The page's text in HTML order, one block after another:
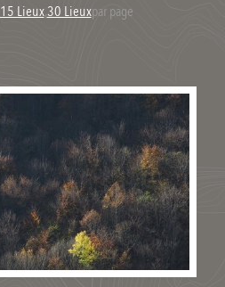
15 Lieux,30 Lieuxpar page